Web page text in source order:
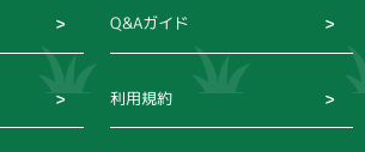
Q&Aガイド
利用規約